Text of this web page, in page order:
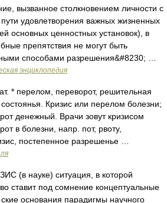
вызванное столкновением личности с
удовлетворения важных жизненных
основных ценностных установок), в
препятствия не могут быть
способами разрешения&#8230; …
энциклопедия
* перелом, переворот, решительная
Кризис или перелом болезни;
денежный. Врачи зовут кризисом
в болезни, напр. пот, рвоту,
постепенное разрешенье …
(в науке) ситуация, в которой
ставит под сомнение концептуальные
основания парадигмы научного